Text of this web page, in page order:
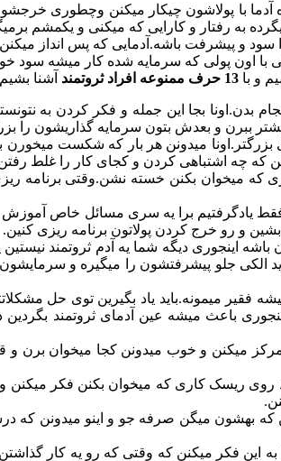
با پولاشون چیکار میکنن وچطوری خرجشون
به رفتار و کارایی که میکنی و یکمشم
سود و پیشرفت باشه.آدمایی که پس انداز
اون پولی که سرمایه شده کار میشه سود
و با 13 حرف ممنوعه افراد ثروتمند آشنا
بدن.اونا بجا این جمله و فکر کردن به
ببرن و بعدش بتون سرمایه گذاریشون را
بزرگتر.اونا میدونن هر بار که شکست
چه اشتباهی کردن و کجای کار را غلط
که میخوان بکنن خسته نشن.وقتی برنامه
برا یه سری مسائل خاص آموزش
و رو خرج کردن پولاتون برنامه ریزی کنین.
اینجوری دیگه شما یه آدم ثروتمند
الکی جلو پیشرفتشون را میگیره و
میمونه.باید یاد بگیرین توی حل
باعث میشه عین آدمای ثروتمند بگردین
میکنن و خوب میدونن کجا میخوان برن و
روی ریسک کاری که میخوان بکنن فکر
که بهشون میگن صرفه جو و اینو میدونن که
به این فکر میکنن که وقتی که رو یه کار